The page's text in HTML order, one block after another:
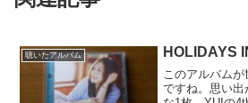
聴いたアルバム HOLIDAYS
このアルバム
ですね。思い出